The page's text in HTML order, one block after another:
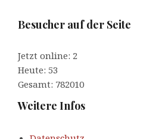
Besucher auf der Seite
Jetzt online: 2
Heute: 53
Gesamt: 782010
Weitere Infos